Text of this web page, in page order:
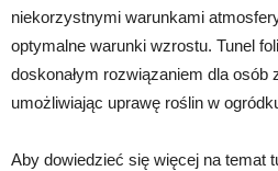
niekorzystnymi warunkami
optymalne warunki wzrostu. Tunel
doskonałym rozwiązaniem dla osób
umożliwiając uprawę roślin w
Aby dowiedzieć się więcej na temat